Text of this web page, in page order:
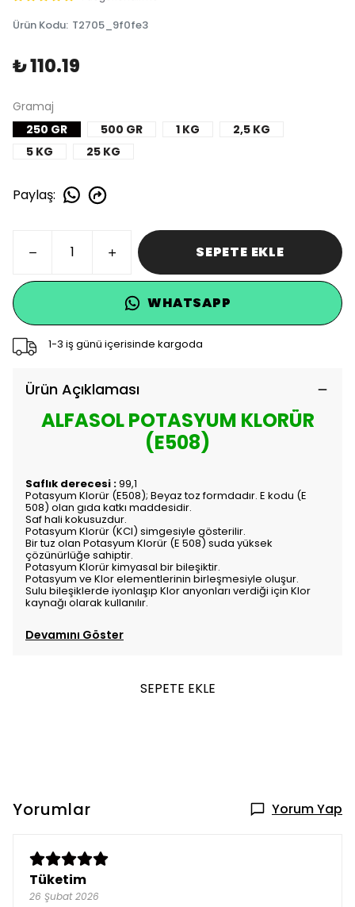
Ürün Kodu: T2705_9f0fe3
₺ 110.19
Gramaj
250 GR
500 GR 1 KG
2,5 KG
5 KG
25 KG
Paylaş:
SEPETE EKLE
WHATSAPP
1-3 iş günü içerisinde kargoda
Ürün Açıklaması
ALFASOL POTASYUM KLORÜR
(E508)
Saflık derecesi :99,1
Potasyum Klorür (E508); Beyaz toz formdadır. E kodu (E
508) olan gıda katkı maddesidir.
Saf hali kokusuzdur.
Potasyum Klorür (KCl) simgesiyle gösterilir.
Bir tuz olan Potasyum Klorür (E 508) suda yüksek
çözünürlüğe sahiptir.
Potasyum Klorür kimyasal bir bileşiktir.
Potasyum ve Klor elementlerinin birleşmesiyle oluşur.
Sulu bileşiklerde iyonlaşıp Klor anyonları verdiği için Klor
kaynağı olarak kullanılır.
Devamını Göster
SEPETE EKLE
Yorumlar Yorum Yap
Tüketim
26 Şubat 2026